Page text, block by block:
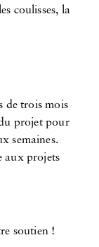
coulisses, la
de trois mois
du projet pour
semaines.
aux projets
soutien !